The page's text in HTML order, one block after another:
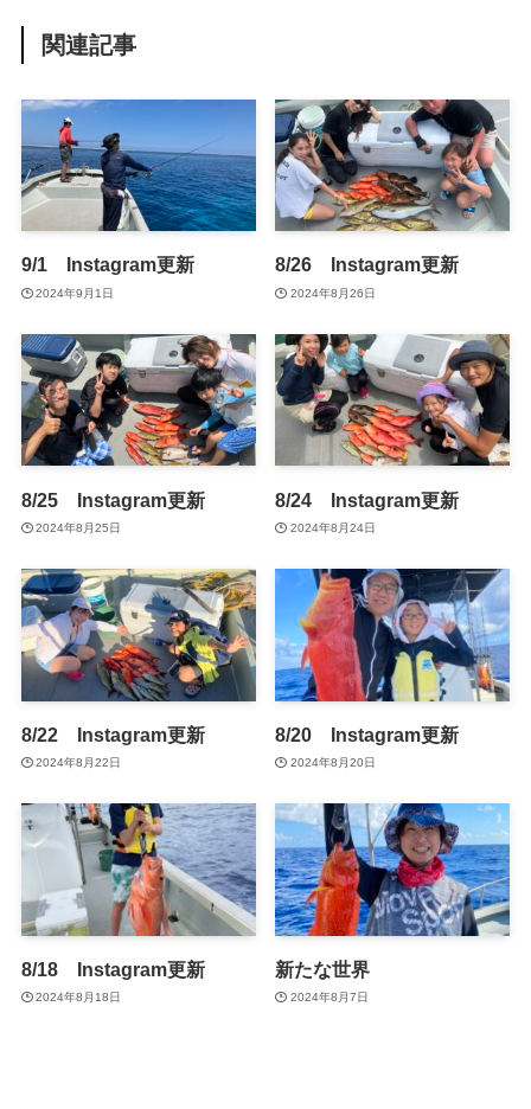
関連記事
9/1 Instagram更新
2024年9月1日
8/26 Instagram更新
2024年8月26日
8/25 Instagram更新
2024年8月25日
8/24 Instagram更新
2024年8月24日
8/22 Instagram更新
2024年8月22日
8/20 Instagram更新
2024年8月20日
8/18 Instagram更新
2024年8月18日
新たな世界
2024年8月7日